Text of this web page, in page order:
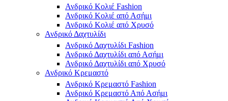
Ανδρικό Κολιέ Fashion
Ανδρικό Κολιέ από Ασήμι
Ανδρικό Κολιέ από Χρυσό
Ανδρικό Δαχτυλίδι
Ανδρικό Δαχτυλίδι Fashion
Ανδρικό Δαχτυλίδι από Ασήμι
Ανδρικό Δαχτυλίδι από Χρυσό
Ανδρικό Κρεμαστό
Ανδρικό Κρεμαστό Fashion
Ανδρικό Κρεμαστό Από Ασήμι